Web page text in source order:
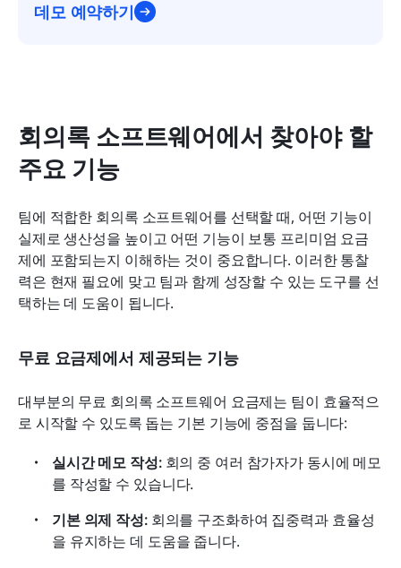
데모 예약하기
회의록 소프트웨어에서 찾아야 할
주요 기능
팀에 적합한 회의록 소프트웨어를 선택할 때, 어떤 기능이
실제로 생산성을 높이고 어떤 기능이 보통 프리미엄 요금
제에 포함되는지 이해하는 것이 중요합니다. 이러한 통찰
력은 현재 필요에 맞고 팀과 함께 성장할 수 있는 도구를 선
택하는 데 도움이 됩니다.
무료 요금제에서 제공되는 기능
대부분의 무료 회의록 소프트웨어 요금제는 팀이 효율적으
로 시작할 수 있도록 돕는 기본 기능에 중점을 둡니다:
실시간 메모 작성: 회의 중 여러 참가자가 동시에 메모
를 작성할 수 있습니다.
기본 의제 작성: 회의를 구조화하여 집중력과 효율성
을 유지하는 데 도움을 줍니다.